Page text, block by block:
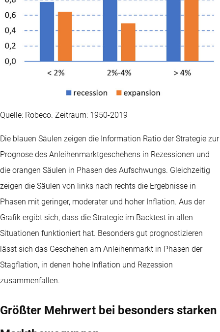
Quelle: Robeco. Zeitraum: 1950-2019
Die blauen Säulen zeigen die Information Ratio der Strategie zur
Prognose des Anleihenmarktgeschehens in Rezessionen und
die orangen Säulen in Phasen des Aufschwungs. Gleichzeitig
zeigen die Säulen von links nach rechts die Ergebnisse in
Phasen mit geringer, moderater und hoher Inflation. Aus der
Grafik ergibt sich, dass die Strategie im Backtest in allen
Situationen funktioniert hat. Besonders gut prognostizieren
lässt sich das Geschehen am Anleihenmarkt in Phasen der
Stagflation, in denen hohe Inflation und Rezession
zusammenfallen.
Größter Mehrwert bei besonders starken